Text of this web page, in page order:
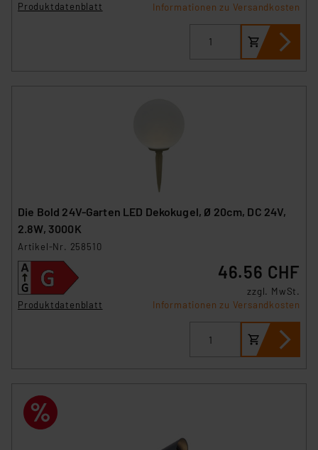
Produktdatenblatt
Informationen zu Versandkosten
Die Bold 24V-Garten LED Dekokugel, Ø 20cm, DC 24V,
2.8W, 3000K
Artikel-Nr. 258510
Produktdatenblatt
46.56 CHF
zzgl. MwSt.
Informationen zu Versandkosten